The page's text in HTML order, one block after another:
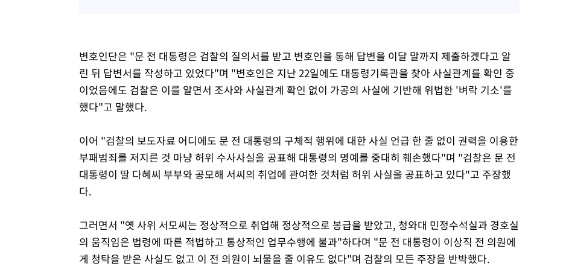
변호인단은 "문 전 대통령은 검찰의 질의서를 받고 변호인을 통해 답변을 이달 말까지 제출하겠다고 알
린 뒤 답변서를 작성하고 있었다"며 "변호인은 지난 22일에도 대통령기록관을 찾아 사실관계를 확인 중
이었음에도 검찰은 이를 알면서 조사와 사실관계 확인 없이 가공의 사실에 기반해 위법한 '벼락 기소'를
했다"고 말했다.
이어 "검찰의 보도자료 어디에도 문 전 대통령의 구체적 행위에 대한 사실 언급 한 줄 없이 권력을 이용한
부패범죄를 저지른 것 마냥 허위 수사사실을 공표해 대통령의 명예를 중대히 훼손했다"며 "검찰은 문 전
대통령이 딸 다혜씨 부부와 공모해 서씨의 취업에 관여한 것처럼 허위 사실을 공표하고 있다"고 주장했
다.
그러면서 "옛 사위 서모씨는 정상적으로 취업해 정상적으로 봉급을 받았고, 청와대 민정수석실과 경호실
의 움직임은 법령에 따른 적법하고 통상적인 업무수행에 불과"하다며 "문 전 대통령이 이상직 전 의원에
게 청탁을 받은 사실도 없고 이 전 의원이 뇌물을 줄 이유도 없다"며 검찰의 모든 주장을 반박했다.